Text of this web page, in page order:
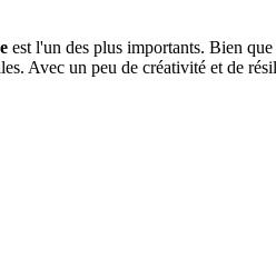
est l'un des plus importants. Bien
Avec un peu de créativité et de